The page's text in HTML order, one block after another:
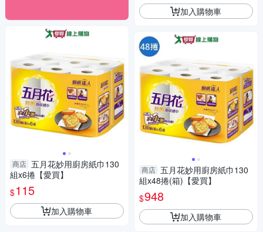
商店 五月花妙用廚房紙巾130
組x6捲【愛買】
$115
加入購物車
加入購物車
商店 五月花妙用廚房紙巾130
組x48捲(箱)【愛買】
$948
加入購物車